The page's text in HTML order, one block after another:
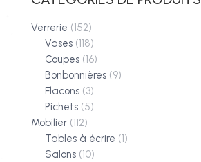
Verrerie (152)
Vases (118)
Coupes (16)
Bonbonnières (9)
Flacons (3)
Pichets (5)
Mobilier (112)
Tables à écrire (1)
Salons (10)